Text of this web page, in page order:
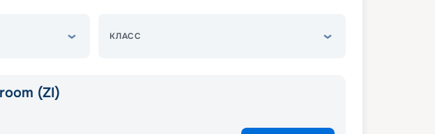
КЛАСС
(ZI)